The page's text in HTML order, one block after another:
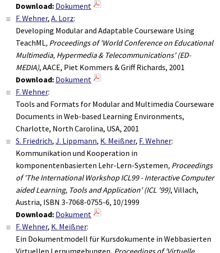
Download: Dokument
F. Wehner, A. Lorz:
Developing Modular and Adaptable Courseware Using
TeachML, Proceedings of 'World Conference on Educational
Multimedia, Hypermedia & Telecommunications' (ED-
MEDIA), AACE, Piet Kommers & Griff Richards, 2001
Download: Dokument
F. Wehner:
Tools and Formats for Modular and Multimedia Courseware
Documents in Web-based Learning Environments,
Charlotte, North Carolina, USA, 2001
S. Friedrich, J. Lippmann, K. Meißner, F. Wehner:
Kommunikation und Kooperation in
komponentenbasierten Lehr-Lern-Systemen, Proceedings
of 'The International Workshop ICL99 - Interactive Computer
aided Learning, Tools and Application' (ICL '99), Villach,
Austria, ISBN 3-7068-0755-6, 10/1999
Download: Dokument
F. Wehner, K. Meißner:
Ein Dokumentmodell für Kursdokumente in Webbasierten
Virtuellen Lernumgebungen, Proceedings of 'Virtuelle